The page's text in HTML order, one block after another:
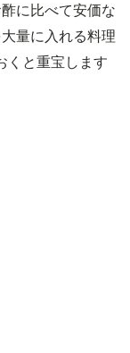
に比べて安価な
量に入れる料理
くと重宝します